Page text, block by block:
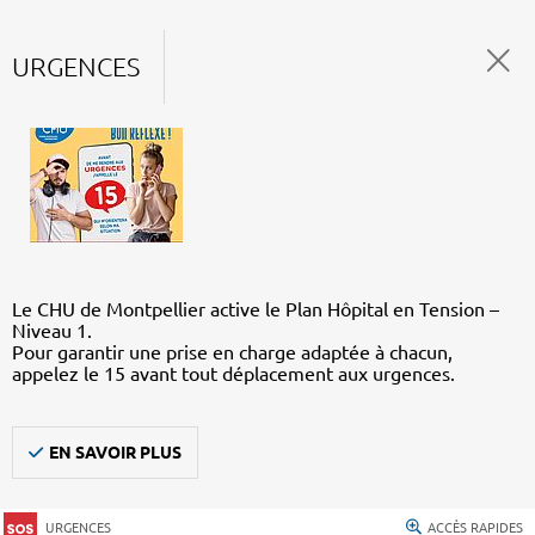
URGENCES
Le CHU de Montpellier active le Plan Hôpital en Tension –
Niveau 1.
Pour garantir une prise en charge adaptée à chacun,
appelez le 15 avant tout déplacement aux urgences.
EN SAVOIR PLUS
URGENCES ACCÈS RAPIDES